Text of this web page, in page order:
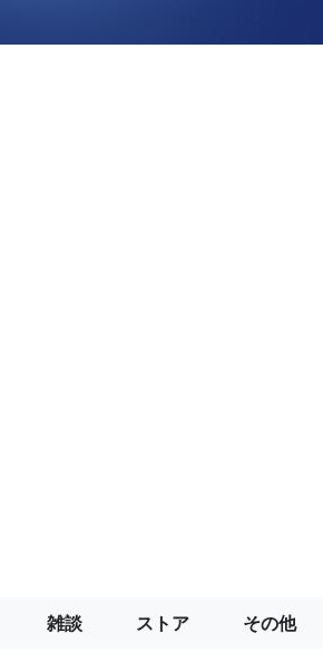
雑談 ストア その他